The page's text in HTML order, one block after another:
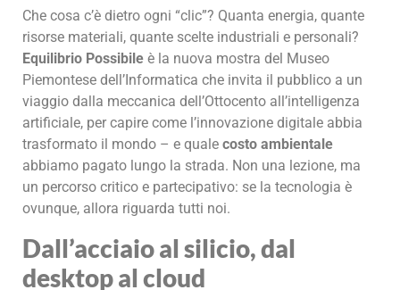
Che cosa c’è dietro ogni “clic”? Quanta energia, quante
risorse materiali, quante scelte industriali e personali?
Equilibrio Possibile è la nuova mostra del Museo
Piemontese dell’Informatica che invita il pubblico a un
viaggio dalla meccanica dell’Ottocento all’intelligenza
artificiale, per capire come l’innovazione digitale abbia
trasformato il mondo – e quale costo ambientale
abbiamo pagato lungo la strada. Non una lezione, ma
un percorso critico e partecipativo: se la tecnologia è
ovunque, allora riguarda tutti noi.
Dall’acciaio al silicio, dal
desktop al cloud